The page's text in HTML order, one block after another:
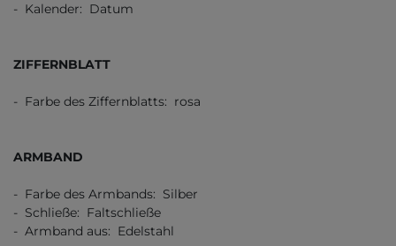
- Kalender: Datum
ZIFFERNBLATT
- Farbe des Ziffernblatts: rosa
ARMBAND
- Farbe des Armbands: Silber
- Schließe: Faltschließe
- Armband aus: Edelstahl